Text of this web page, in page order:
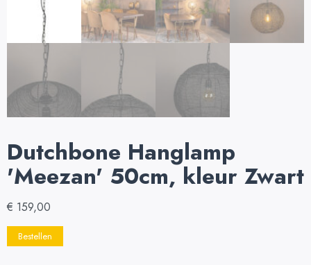
Dutchbone Hanglamp
'Meezan' 50cm, kleur Zwart
€ 159,00
Bestellen